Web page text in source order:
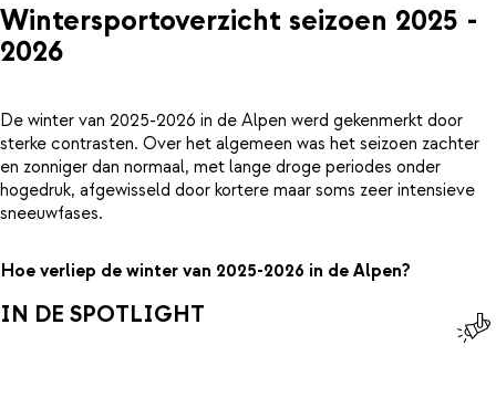
Wintersportoverzicht seizoen 2025 -
2026
De winter van 2025-2026 in de Alpen werd gekenmerkt door
sterke contrasten. Over het algemeen was het seizoen zachter
en zonniger dan normaal, met lange droge periodes onder
hogedruk, afgewisseld door kortere maar soms zeer intensieve
sneeuwfases.
Hoe verliep de winter van 2025-2026 in de Alpen?
IN DE SPOTLIGHT